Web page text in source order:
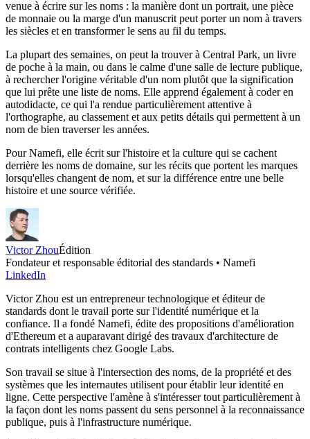
venue à écrire sur les noms : la manière dont un portrait, une pièce
de monnaie ou la marge d'un manuscrit peut porter un nom à travers
les siècles et en transformer le sens au fil du temps.
La plupart des semaines, on peut la trouver à Central Park, un livre
de poche à la main, ou dans le calme d'une salle de lecture publique,
à rechercher l'origine véritable d'un nom plutôt que la signification
que lui prête une liste de noms. Elle apprend également à coder en
autodidacte, ce qui l'a rendue particulièrement attentive à
l'orthographe, au classement et aux petits détails qui permettent à un
nom de bien traverser les années.
Pour Namefi, elle écrit sur l'histoire et la culture qui se cachent
derrière les noms de domaine, sur les récits que portent les marques
lorsqu'elles changent de nom, et sur la différence entre une belle
histoire et une source vérifiée.
Victor ZhouÉdition
Fondateur et responsable éditorial des standards • Namefi
LinkedIn
Victor Zhou est un entrepreneur technologique et éditeur de
standards dont le travail porte sur l'identité numérique et la
confiance. Il a fondé Namefi, édite des propositions d'amélioration
d'Ethereum et a auparavant dirigé des travaux d'architecture de
contrats intelligents chez Google Labs.
Son travail se situe à l'intersection des noms, de la propriété et des
systèmes que les internautes utilisent pour établir leur identité en
ligne. Cette perspective l'amène à s'intéresser tout particulièrement à
la façon dont les noms passent du sens personnel à la reconnaissance
publique, puis à l'infrastructure numérique.